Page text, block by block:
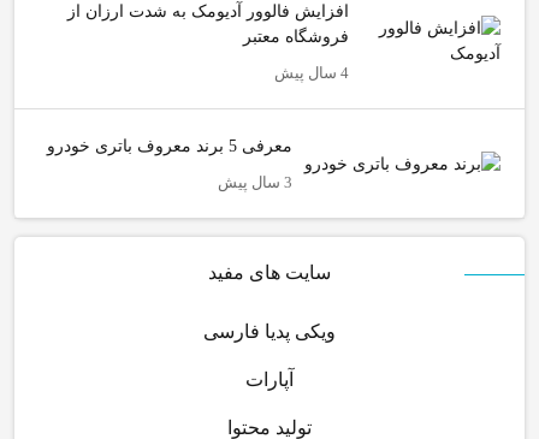
افزایش فالوور آدیومک به شدت ارزان از
فروشگاه معتبر
4 سال پیش
معرفی 5 برند معروف باتری خودرو
3 سال پیش
سایت های مفید
ویکی پدیا فارسی
آپارات
تولید محتوا